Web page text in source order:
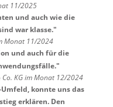
11/2025
und auch wie die
war klasse."
Monat 11/2024
und auch für die
"
Co. KG im Monat 12/2024
konnte uns das
erklären. Den